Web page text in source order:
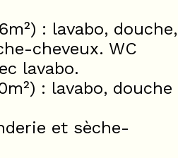
: lavabo, douche,
cheveux. WC
lavabo.
: lavabo, douche
et sèche-